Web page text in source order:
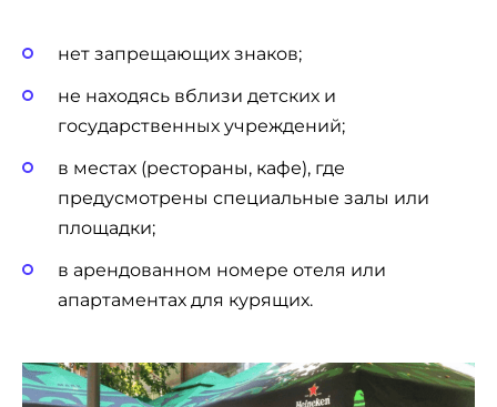
нет запрещающих знаков;
не находясь вблизи детских и
государственных учреждений;
в местах (рестораны, кафе), где
предусмотрены специальные залы или
площадки;
в арендованном номере отеля или
апартаментах для курящих.